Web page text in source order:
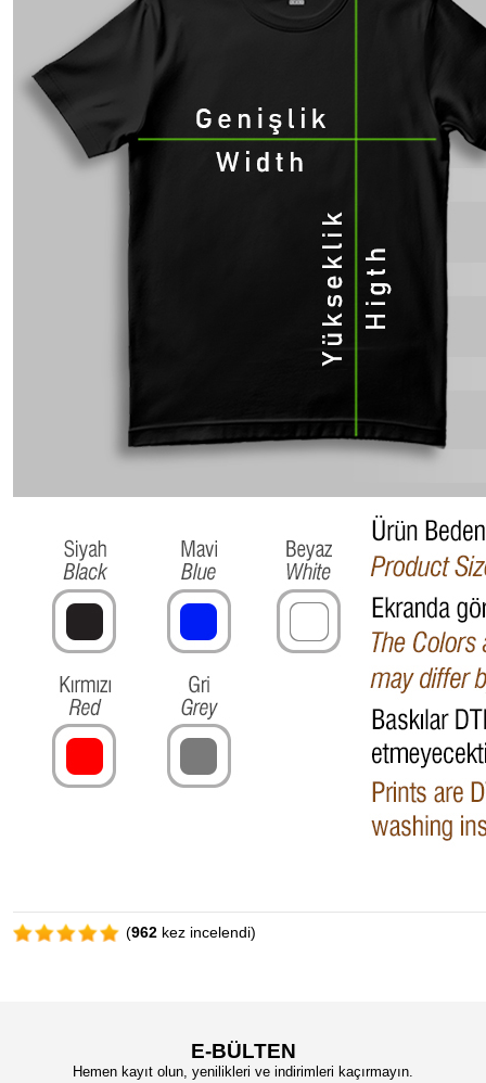
(962 kez incelendi)
E-BÜLTEN
Hemen kayıt olun, yenilikleri ve indirimleri kaçırmayın.